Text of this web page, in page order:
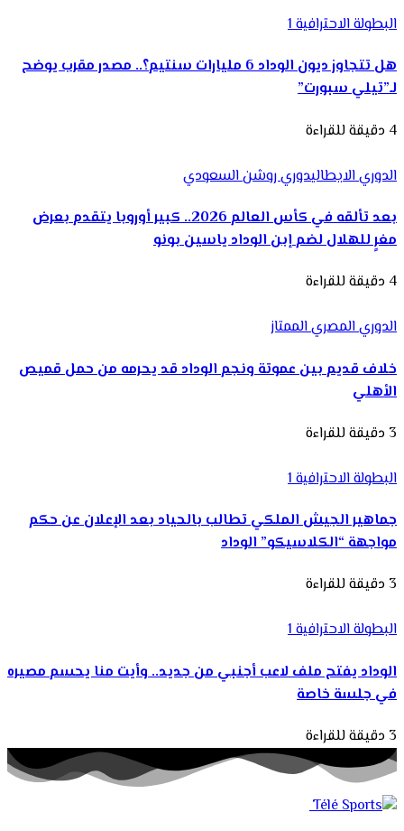
البطولة الاحترافية 1
هل تتجاوز ديون الوداد 6 مليارات سنتيم؟.. مصدر مقرب يوضح
لـ”تيلي سبورت”
4 دقيقة للقراءة
الدوري الايطاليدوري روشن السعودي
بعد تألقه في كأس العالم 2026.. كبير أوروبا يتقدم بعرض
مغرٍ للهلال لضم إبن الوداد ياسين بونو
4 دقيقة للقراءة
الدوري المصري الممتاز
خلاف قديم بين عموتة ونجم الوداد قد يحرمه من حمل قميص
الأهلي
3 دقيقة للقراءة
البطولة الاحترافية 1
جماهير الجيش الملكي تطالب بالحياد بعد الإعلان عن حكم
مواجهة “الكلاسيكو” الوداد
3 دقيقة للقراءة
البطولة الاحترافية 1
الوداد يفتح ملف لاعب أجنبي من جديد.. وأيت منا يحسم مصيره
في جلسة خاصة
3 دقيقة للقراءة